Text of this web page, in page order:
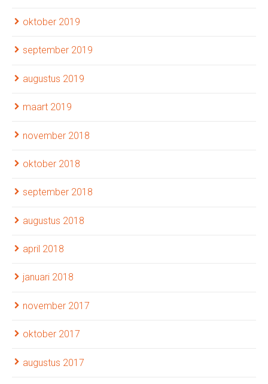
oktober 2019
september 2019
augustus 2019
maart 2019
november 2018
oktober 2018
september 2018
augustus 2018
april 2018
januari 2018
november 2017
oktober 2017
augustus 2017